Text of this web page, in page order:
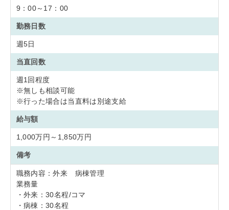
9：00～17：00
勤務日数
週5日
当直回数
週1回程度
※無しも相談可能
※行った場合は当直料は別途支給
給与額
1,000万円～1,850万円
備考
職務内容：外来 病棟管理
業務量
・外来：30名程/コマ
・病棟：30名程